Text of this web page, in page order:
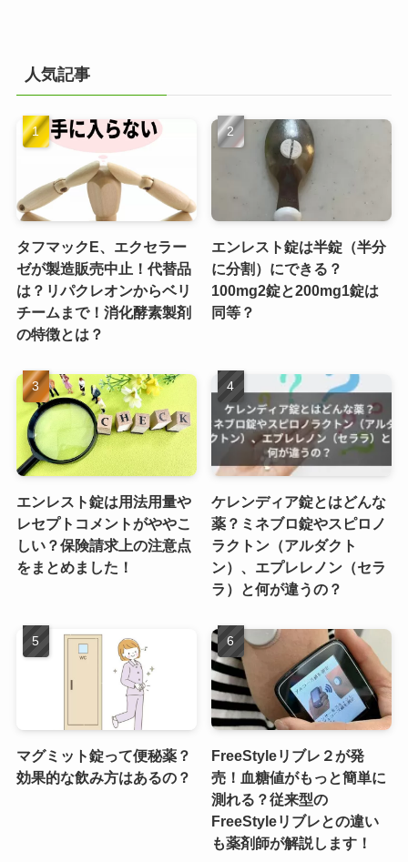
人気記事
タフマックE、エクセラー
ゼが製造販売中止！代替品
は？リパクレオンからベリ
チームまで！消化酵素製剤
の特徴とは？
エンレスト錠は半錠（半分
に分割）にできる？
100mg2錠と200mg1錠は
同等？
エンレスト錠は用法用量や
レセプトコメントがややこ
しい？保険請求上の注意点
をまとめました！
ケレンディア錠とはどんな
薬？ミネブロ錠やスピロノ
ラクトン（アルダクト
ン）、エプレレノン（セラ
ラ）と何が違うの？
マグミット錠って便秘薬？
効果的な飲み方はあるの？
FreeStyleリブレ２が発
売！血糖値がもっと簡単に
測れる？従来型の
FreeStyleリブレとの違い
も薬剤師が解説します！